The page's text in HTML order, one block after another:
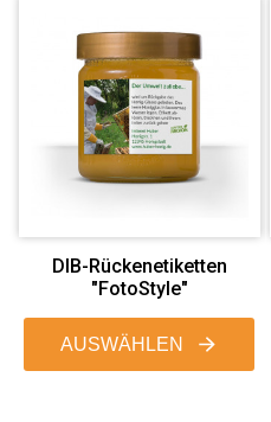
DIB-Rückenetiketten
"FotoStyle"
AUSWÄHLEN